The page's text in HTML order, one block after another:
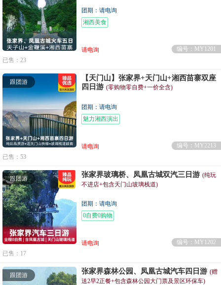
团期：请电询
湘西美食
请电询
编号：MY1201
已售：23
跟团游
【天门山】张家界+天门山+湘西苗寨双座
四日游 (零购物零自费+一价全含)
团期：请电询
魅力湘西演出
请电询
编号：MY2213
已售：53
跟团游 张家界玻璃桥、凤凰古城双汽三日游 (纯玩
不进店+包含天门山玻璃栈道)
团期：请电询
0自费0购物
请电询
编号：MY1202
已售：17
跟团游 张家界森林公园、凤凰古城汽车四日游 (赠
送2早2正餐+包含森林公园大门票及景区环保车)